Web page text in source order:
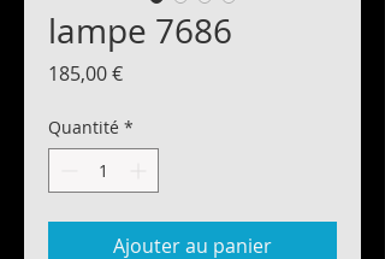
lampe 7686
185,00 €Prix
Quantité *
Ajouter au panier